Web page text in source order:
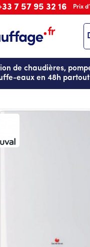
7 57 95 32 16 Prix
de chaudières,
eaux en 48h partout